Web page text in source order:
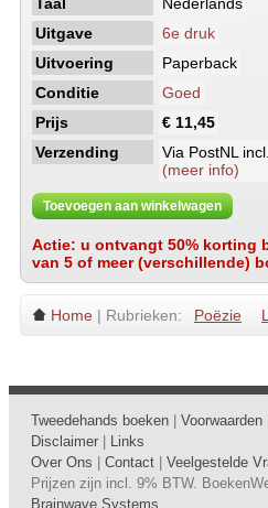
Uitgave
6e druk
Uitvoering
Paperback
Conditie
Goed
Prijs
€ 11,45
Verzending
Via PostNL
(meer info)
Toevoegen aan winkelwagen
Actie: u ontvangt 50% korting
van 5 of meer (verschillende)
Home | Rubrieken: Poëzie
Tweedehands boeken Voorwaarden
Disclaimer
Links
Over Ons
Contact Veelgestelde
Prijzen zijn incl. 9% BTW.
Brainwave Systems